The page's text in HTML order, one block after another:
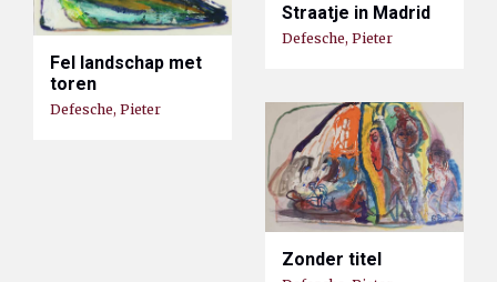
Straatje in Madrid
Defesche, Pieter
Fel landschap met
toren
Defesche, Pieter
Zonder titel